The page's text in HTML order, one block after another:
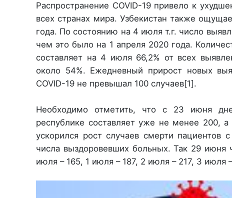
Распространение COVID-19 привело к
всех странах мира. Узбекистан также
года. По состоянию на 4 июля т.г. число
чем это было на 1 апреля 2020 года.
составляет на 4 июля 66,2% от всех
около 54%. Ежедневный прирост новых
COVID-19 не превышал 100 случаев[1].
Необходимо отметить, что с 23 июня
республике составляет уже не менее 200,
ускорился рост случаев смерти пациентов
числа выздоровевших больных. Так 29 июня
июля – 165, 1 июля – 187, 2 июля – 217, 3 июля